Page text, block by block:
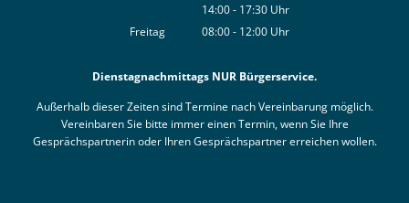
Von 08:00 bis 12:00 Uhr
14:00- 17:30 Uhr
Von 14:00 bis 17:30 Uhr
Freitag 08:00- 12:00 Uhr
Dienstagnachmittags NUR Bürgerservice.
Außerhalb dieser Zeiten sind Termine nach Vereinbarung möglich.
Vereinbaren Sie bitte immer einen Termin, wenn Sie Ihre
Gesprächspartnerin oder Ihren Gesprächspartner erreichen wollen.